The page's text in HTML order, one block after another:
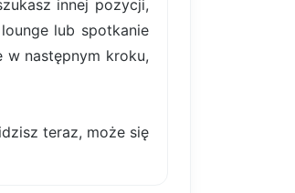
innej pozycji,
lub spotkanie
w następnym kroku,
teraz, może się